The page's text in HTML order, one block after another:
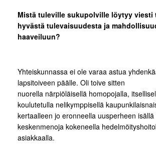
Mistä tuleville sukupolville löytyy viesti
hyvästä tulevaisuudesta ja
haaveiluun?
Yhteiskunnassa ei ole varaa astua
lapsitoiveen päälle. Oli toive sitten
nuorella närpiöläisellä homopojalla,
koulutetulla nelikymppisellä
kertaalleen jo eronneella uusperheen
keskenmenoja kokeneella
asiakkaalla.